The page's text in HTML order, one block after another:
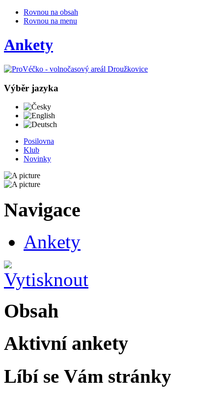
Rovnou na obsah
Rovnou na menu
Ankety
Výběr jazyka
Česky
Posilovna
Klub
Novinky
Navigace
Ankety
Obsah
Aktivní ankety
Líbí se Vám stránky